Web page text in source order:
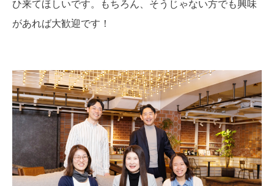
ひ来てほしいです。もちろん、そうじゃない方でも興味
があれば大歓迎です！